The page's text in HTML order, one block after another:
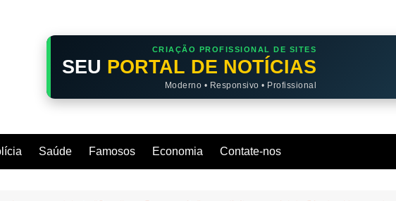
CRIAÇÃO PROFISSIONAL DE SITES
SEU PORTAL DE NOTÍCIAS
Moderno • Responsivo • Profissional
Saúde Famosos Economia Contate-nos